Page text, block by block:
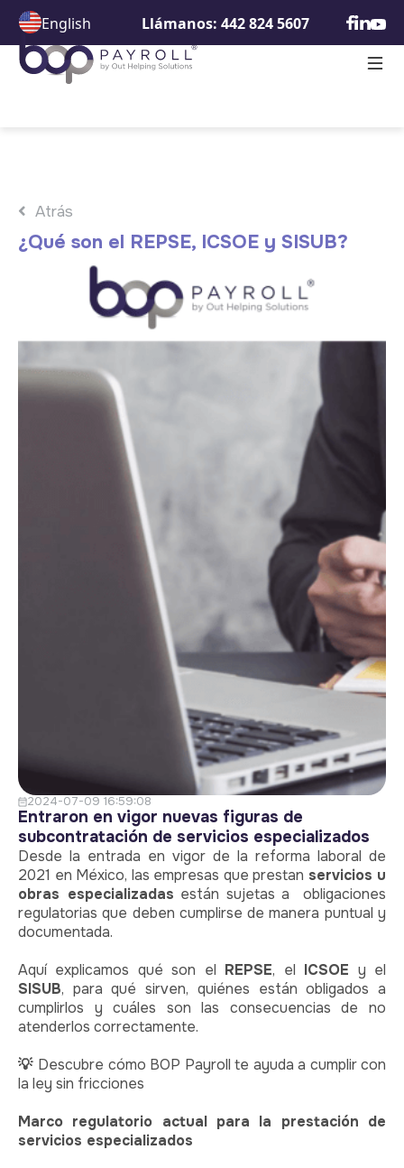
English Llámanos: 442 824 5607
Atrás
¿Qué son el REPSE, ICSOE y SISUB?
2024-07-09 16:59:08
Entraron en vigor nuevas figuras de
subcontratación de servicios especializados
Desde la entrada en vigor de la reforma laboral de
2021 en México, las empresas que prestan servicios u
obras especializadas están sujetas a obligaciones
regulatorias que deben cumplirse de manera puntual y
documentada.
Aquí explicamos qué son el REPSE, el ICSOE y el
SISUB, para qué sirven, quiénes están obligados a
cumplirlos y cuáles son las consecuencias de no
atenderlos correctamente.
💡 Descubre cómo BOP Payroll te ayuda a cumplir con
la ley sin fricciones
Marco regulatorio actual para la prestación de
servicios especializados